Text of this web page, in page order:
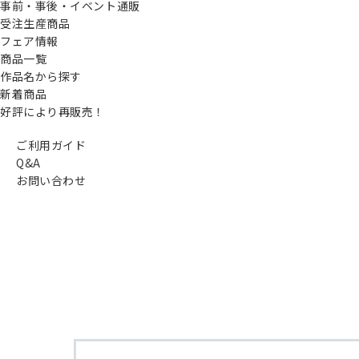
事前・事後・イベント通販
受注生産商品
フェア情報
商品一覧
作品名から探す
新着商品
好評により再販売！
ご利用ガイド
Q&A
お問い合わせ